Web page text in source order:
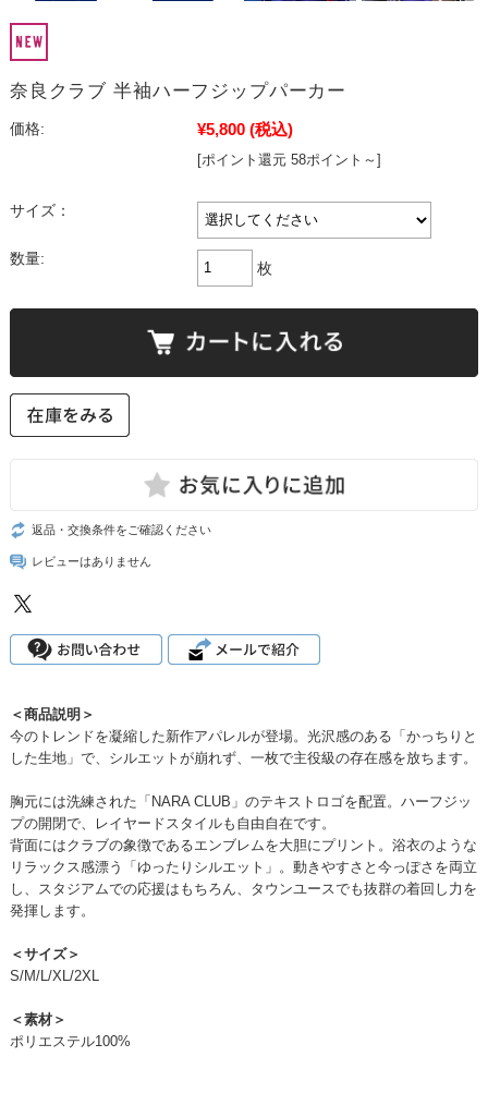
奈良クラブ 半袖ハーフジップパーカー
価格: ¥5,800 (税込)
[ポイント還元 58ポイント～]
サイズ：
数量:
枚
返品・交換条件をご確認ください
レビューはありません
＜商品説明＞
今のトレンドを凝縮した新作アパレルが登場。光沢感のある「かっちりと
した生地」で、シルエットが崩れず、一枚で主役級の存在感を放ちます。
胸元には洗練された「NARA CLUB」のテキストロゴを配置。ハーフジッ
プの開閉で、レイヤードスタイルも自由自在です。
背面にはクラブの象徴であるエンブレムを大胆にプリント。浴衣のような
リラックス感漂う「ゆったりシルエット」。動きやすさと今っぽさを両立
し、スタジアムでの応援はもちろん、タウンユースでも抜群の着回し力を
発揮します。
＜サイズ＞
S/M/L/XL/2XL
＜素材＞
ポリエステル100%